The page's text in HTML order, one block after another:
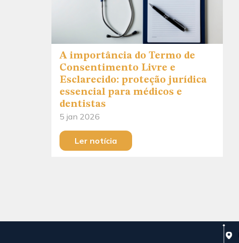
A importância do Termo de
Consentimento Livre e
Esclarecido: proteção jurídica
essencial para médicos e
dentistas
5 jan 2026
Ler notícia